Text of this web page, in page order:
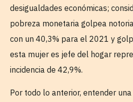
desigualdades económicas;
pobreza monetaria golpea
con un 40,3% para el 2021 y
esta mujer es jefe del hogar
incidencia de 42,9%.
Por todo lo anterior, entender